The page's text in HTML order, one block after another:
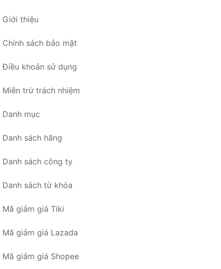
Giới thiệu
Chính sách bảo mật
Điều khoản sử dụng
Miễn trừ trách nhiệm
Danh mục
Danh sách hãng
Danh sách công ty
Danh sách từ khóa
Mã giảm giá Tiki
Mã giảm giá Lazada
Mã giảm giá Shopee